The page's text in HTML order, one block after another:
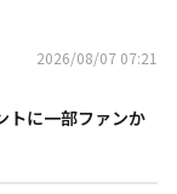
2026/08/07 07:21
トに一部ファンか